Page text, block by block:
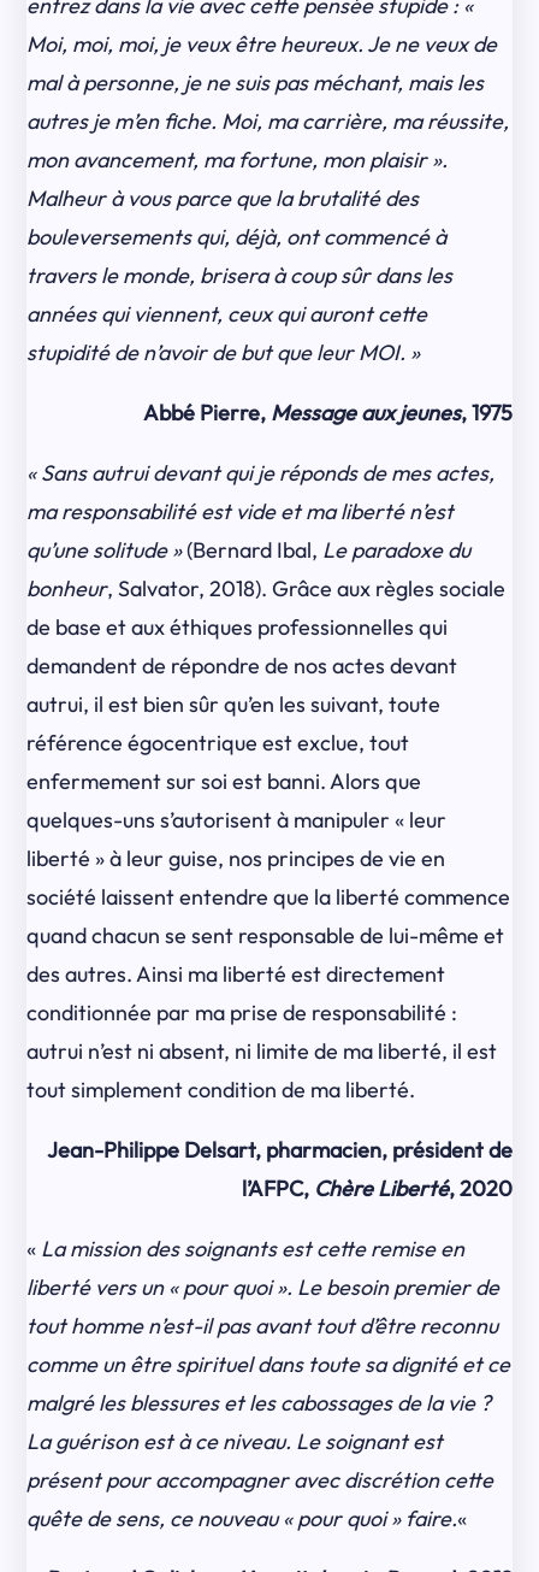
Moi, moi, moi, je veux être heureux. Je ne veux de
mal à personne, je ne suis pas méchant, mais les
autres je m’en fiche. Moi, ma carrière, ma réussite,
mon avancement, ma fortune, mon plaisir ».
Malheur à vous parce que la brutalité des
bouleversements qui, déjà, ont commencé à
travers le monde, brisera à coup sûr dans les
années qui viennent, ceux qui auront cette
stupidité de n’avoir de but que leur MOI. »
Abbé Pierre, Message aux jeunes, 1975
« Sans autrui devant qui je réponds de mes actes,
ma responsabilité est vide et ma liberté n’est
qu’une solitude »(Bernard Ibal, Le paradoxe du
bonheur, Salvator, 2018). Grâce aux règles sociale
de base et aux éthiques professionnelles qui
demandent de répondre de nos actes devant
autrui, il est bien sûr qu’en les suivant, toute
référence égocentrique est exclue, tout
enfermement sur soi est banni. Alors que
quelques-uns s’autorisent à manipuler « leur
liberté » à leur guise, nos principes de vie en
société laissent entendre que la liberté commence
quand chacun se sent responsable de lui-même et
des autres. Ainsi ma liberté est directement
conditionnée par ma prise de responsabilité :
autrui n’est ni absent, ni limite de ma liberté, il est
tout simplement condition de ma liberté.
Jean-Philippe Delsart, pharmacien, président de
l’AFPC, Chère Liberté, 2020
« La mission des soignants est cette remise en
liberté vers un « pour quoi ». Le besoin premier de
tout homme n’est-il pas avant tout d’être reconnu
comme un être spirituel dans toute sa dignité et ce
malgré les blessures et les cabossages de la vie ?
La guérison est à ce niveau. Le soignant est
présent pour accompagner avec discrétion cette
quête de sens, ce nouveau « pour quoi » faire.«